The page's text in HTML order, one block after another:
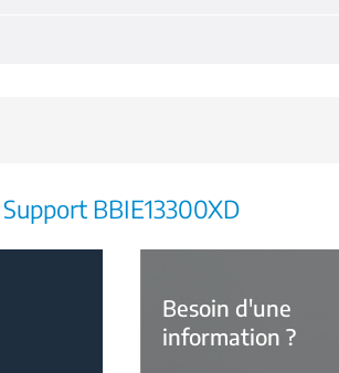
Support BBIE13300XD
Besoin d'une
information ?